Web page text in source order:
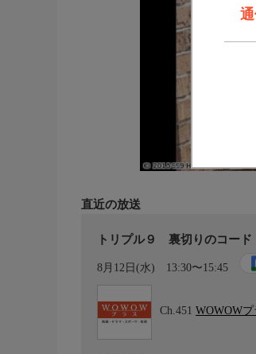
直近の放送
トリプル９ 裏切りのコード
8月12日(水) 13:30〜15:45
Ch.451 WOWOW